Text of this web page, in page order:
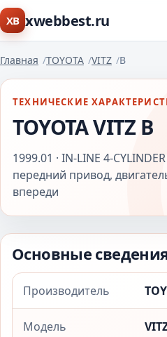
XB xwebbest.ru
Главная TOYOTA VITZ B
ТЕХНИЧЕСКИЕ
TOYOTA VITZ B
1999.01 · IN-LINE 4-
передний привод,
впереди
Основные
Производитель
Модель